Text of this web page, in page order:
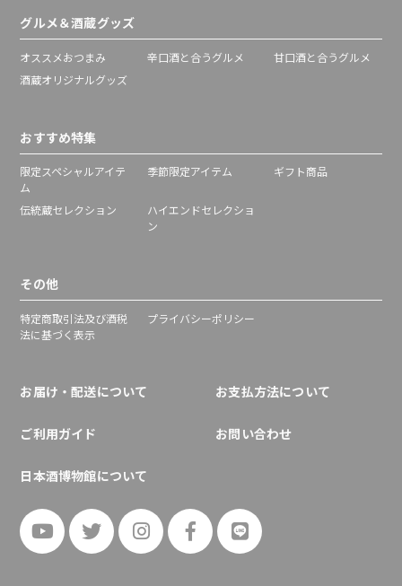
グルメ＆酒蔵グッズ
オススメおつまみ 辛口酒と合うグルメ
甘口酒と合うグルメ
酒蔵オリジナルグッズ
おすすめ特集
限定スペシャルアイテ
ム
季節限定アイテム ギフト商品
伝統蔵セレクション
ハイエンドセレクショ
ン
その他
特定商取引法及び酒税
法に基づく表示
プライバシーポリシー
お届け・配送について お支払方法について
ご利用ガイド お問い合わせ
日本酒博物館について